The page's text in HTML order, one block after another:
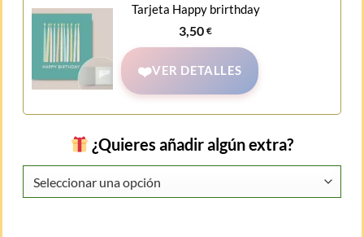
Tarjeta Happy brirthday
3,50€
VER DETALLES
¿Quieres añadir algún extra?